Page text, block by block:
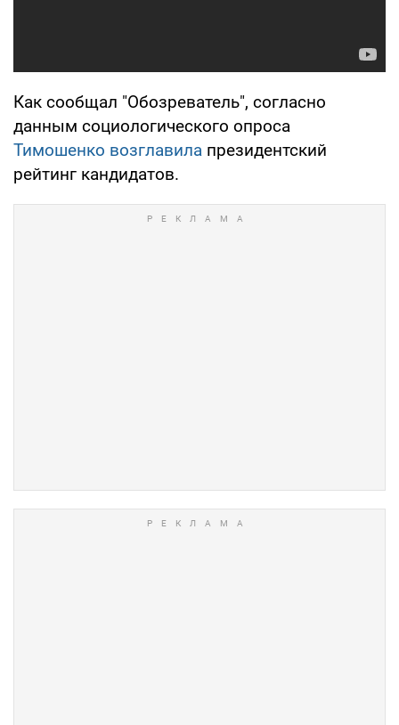
Как сообщал "Обозреватель", согласно
данным социологического опроса
Тимошенко возглавила президентский
рейтинг кандидатов.